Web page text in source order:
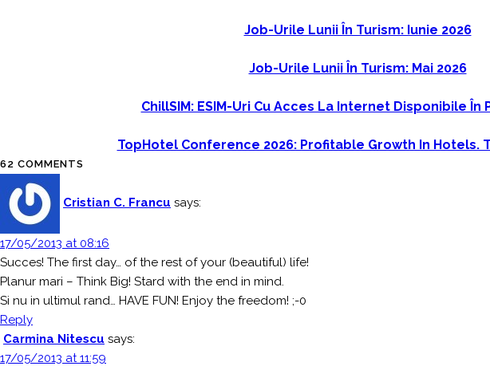
Job-Urile Lunii În Turism: Iunie 2026
Job-Urile Lunii În Turism: Mai 2026
ChillSIM: ESIM-Uri Cu Acces La Internet Disponibile În
TopHotel Conference 2026: Profitable Growth In Hotels.
62 COMMENTS
Cristian C. Francu says:
17/05/2013 at 08:16
Succes! The first day… of the rest of your (beautiful) life!
Planur mari – Think Big! Stard with the end in mind.
Si nu in ultimul rand… HAVE FUN! Enjoy the freedom! ;-0
Reply
Carmina Nitescu says:
17/05/2013 at 11:59